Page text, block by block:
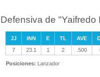
Defensiva de
JJ INN E TL AVE
7
23.1 1 2 .500
Posiciones: Lanzador